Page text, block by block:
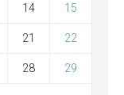
14 15
21 22
28 29